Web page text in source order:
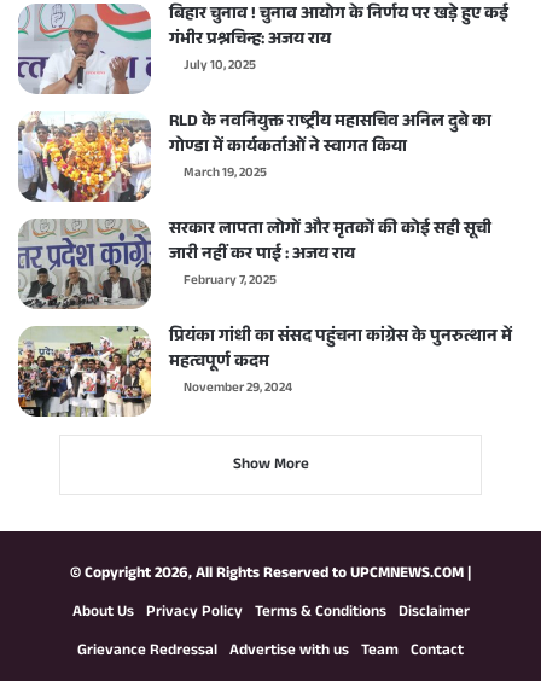
बिहार चुनाव ! चुनाव आयोग के निर्णय पर खड़े हुए कई
गंभीर प्रश्नचिन्ह: अजय राय
July 10, 2025
RLD के नवनियुक्त राष्ट्रीय महासचिव अनिल दुबे का
गोण्डा में कार्यकर्ताओं ने स्वागत किया
March 19, 2025
सरकार लापता लोगों और मृतकों की कोई सही सूची
जारी नहीं कर पाई : अजय राय
February 7, 2025
प्रियंका गांधी का संसद पहुंचना कांग्रेस के पुनरुत्थान में
महत्वपूर्ण कदम
November 29, 2024
Show More
© Copyright 2026, All Rights Reserved toUPCMNEWS.COM|
About Us Privacy Policy Terms & Conditions Disclaimer
Grievance Redressal Advertise with us Team Contact